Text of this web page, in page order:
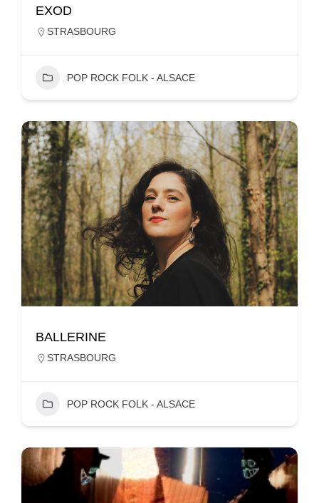
EXOD
STRASBOURG
POP ROCK FOLK - ALSACE
BALLERINE
STRASBOURG
POP ROCK FOLK - ALSACE